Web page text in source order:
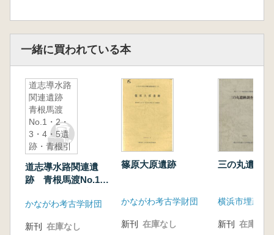
一緒に買われている本
道志導水路
関連遺跡
青根馬渡
No.1・2・
3・4・5遺
跡・青根引
道志導水路関連遺
跡 青根馬渡No.1・
根引山遺跡
かながわ考古学財団
新刊 在庫なし
篠原大原遺跡
かながわ考古学財団
新刊 在庫なし
三の丸遺跡
新刊 在庫なし